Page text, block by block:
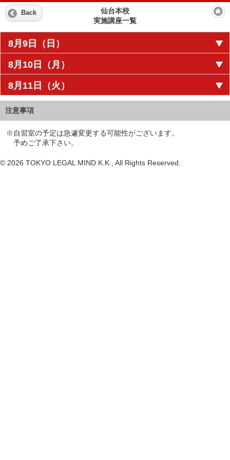
Back
仙台本校
実施講座一覧
8月9日（日）
8月10日（月）
8月11日（火）
注意事項
※自習室の予定は急遽変更する可能性がございます。
予めご了承下さい。
© 2026 TOKYO LEGAL MIND K.K., All Rights Reserved.